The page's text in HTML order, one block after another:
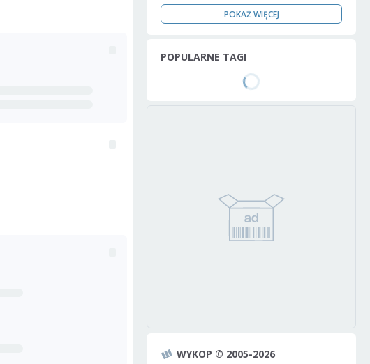
POKAŻ WIĘCEJ
POPULARNE TAGI
WYKOP © 2005-2026